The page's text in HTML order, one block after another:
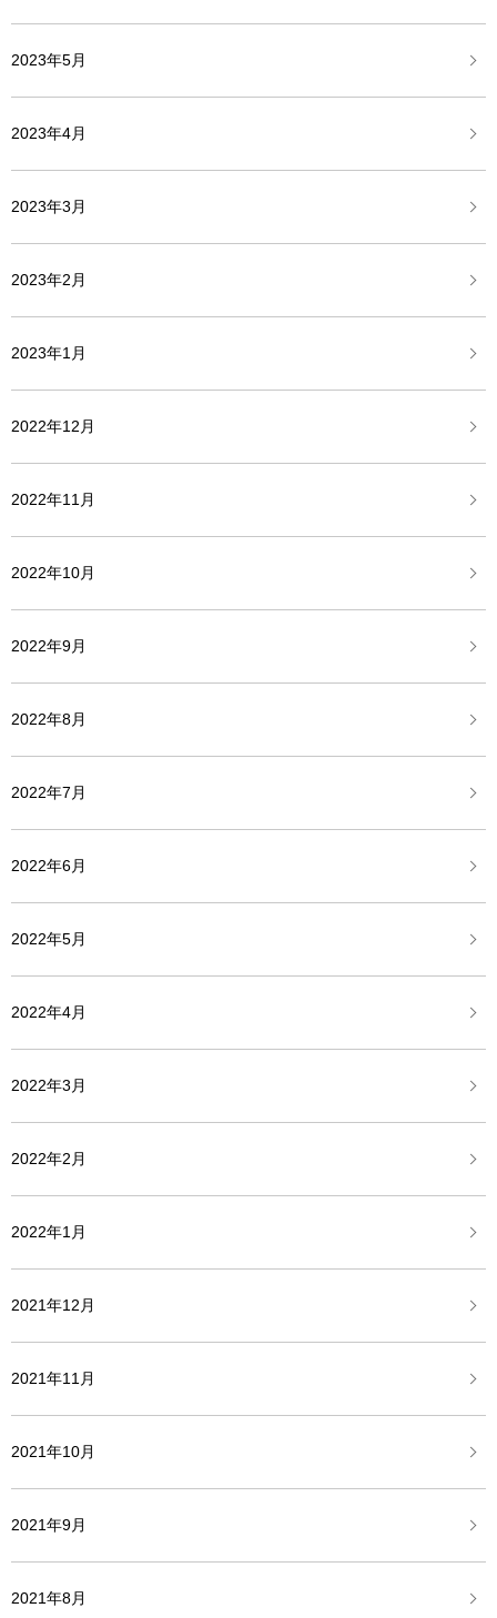
2023年5月
2023年4月
2023年3月
2023年2月
2023年1月
2022年12月
2022年11月
2022年10月
2022年9月
2022年8月
2022年7月
2022年6月
2022年5月
2022年4月
2022年3月
2022年2月
2022年1月
2021年12月
2021年11月
2021年10月
2021年9月
2021年8月